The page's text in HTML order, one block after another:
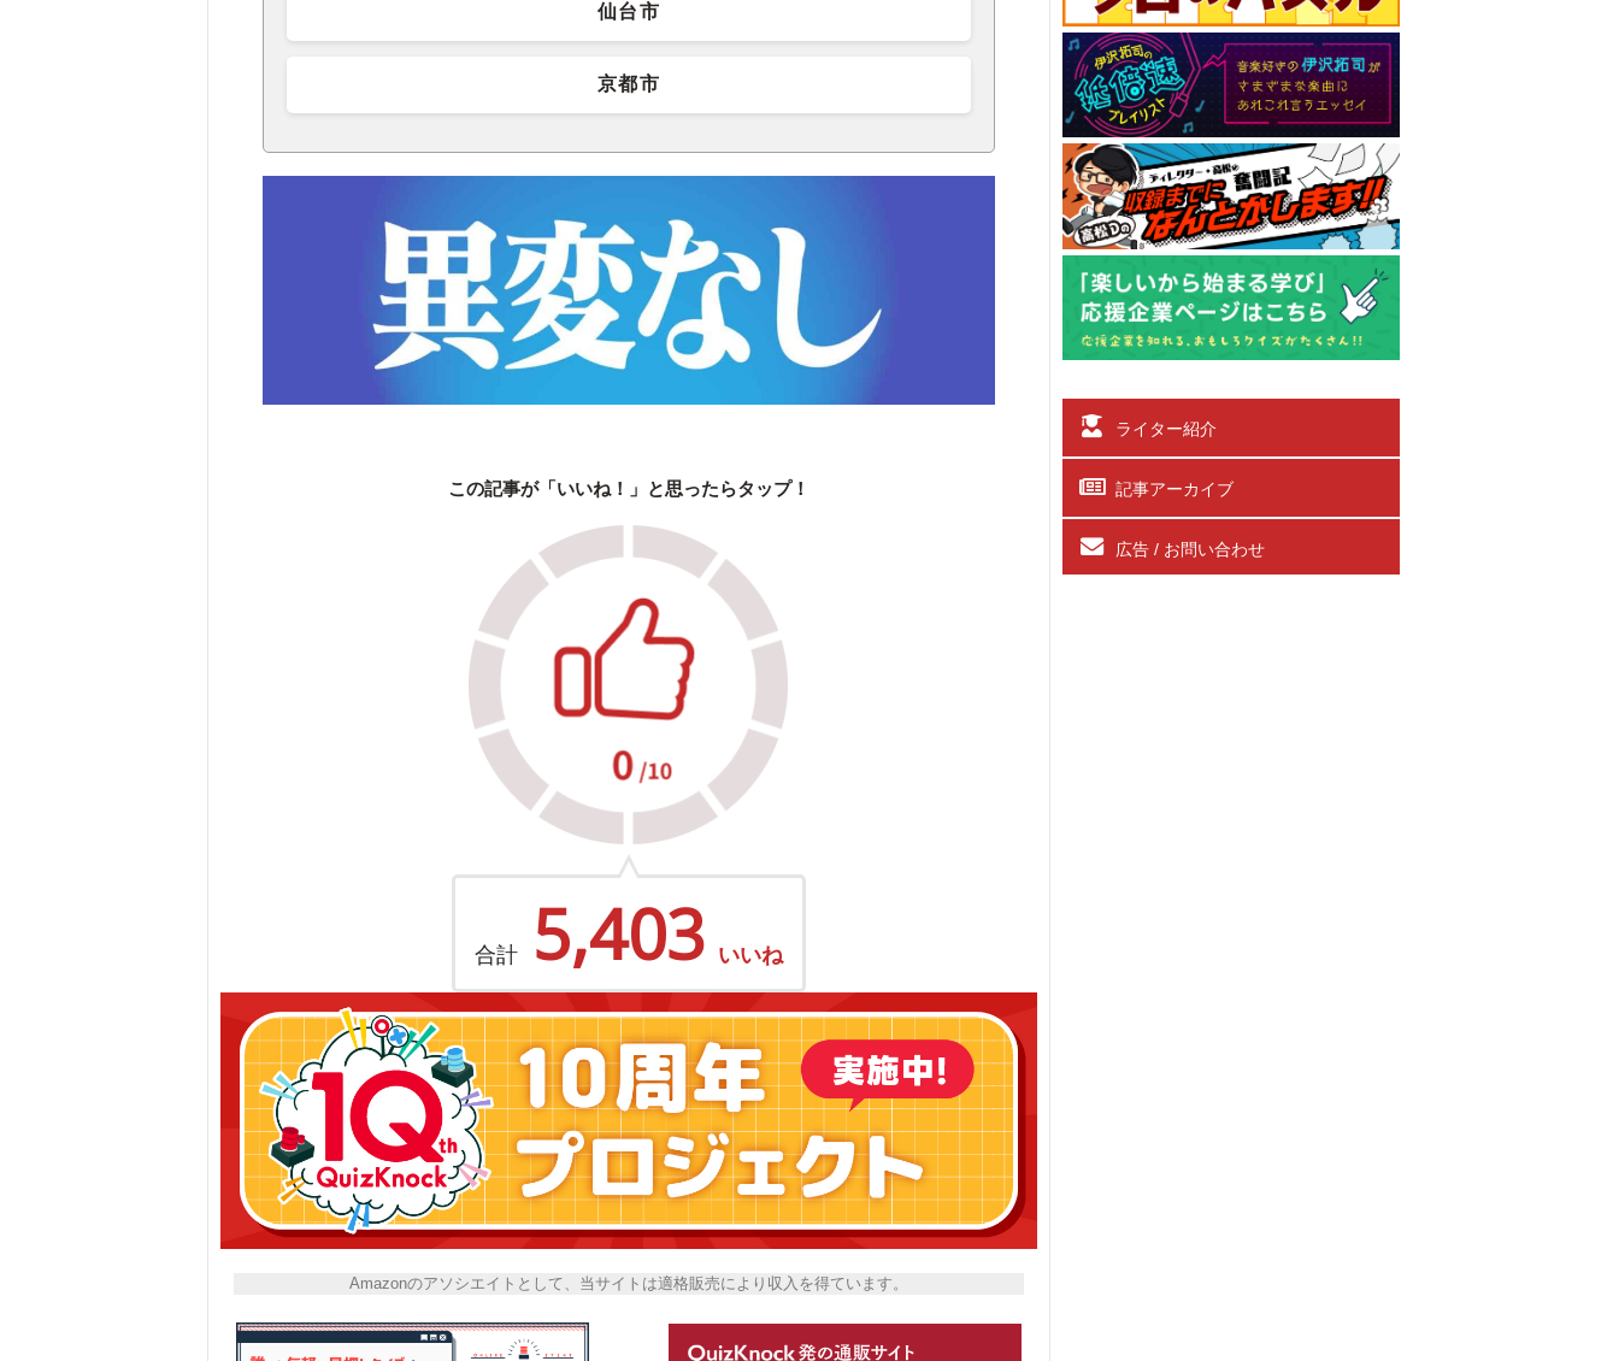
仙台市
京都市
この記事が「いいね！」と思ったらタップ！
合計 5,403 いいね
Amazonのアソシエイトとして、当サイトは適格販売により収入を得ています。
ライター紹介
記事アーカイブ
広告 / お問い合わせ